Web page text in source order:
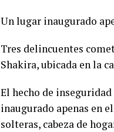
Un lugar inaugurado
Tres delincuentes
Shakira, ubicada en la
El hecho de
inaugurado apenas en
solteras, cabeza de